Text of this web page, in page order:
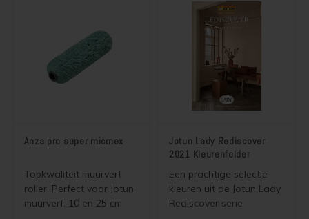
buitenverven van Jotun.
Anza pro super micmex
Topkwaliteit muurverf
roller. Perfect voor Jotun
muurverf. 10 en 25 cm
Jotun Lady Rediscover
2021 Kleurenfolder
Een prachtige selectie
kleuren uit de Jotun Lady
Rediscover serie